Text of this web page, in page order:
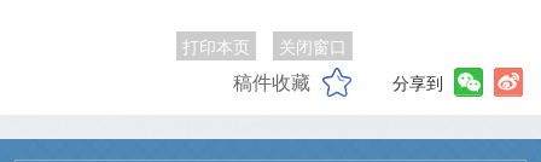
打印本页 关闭窗口
稿件收藏 分享到